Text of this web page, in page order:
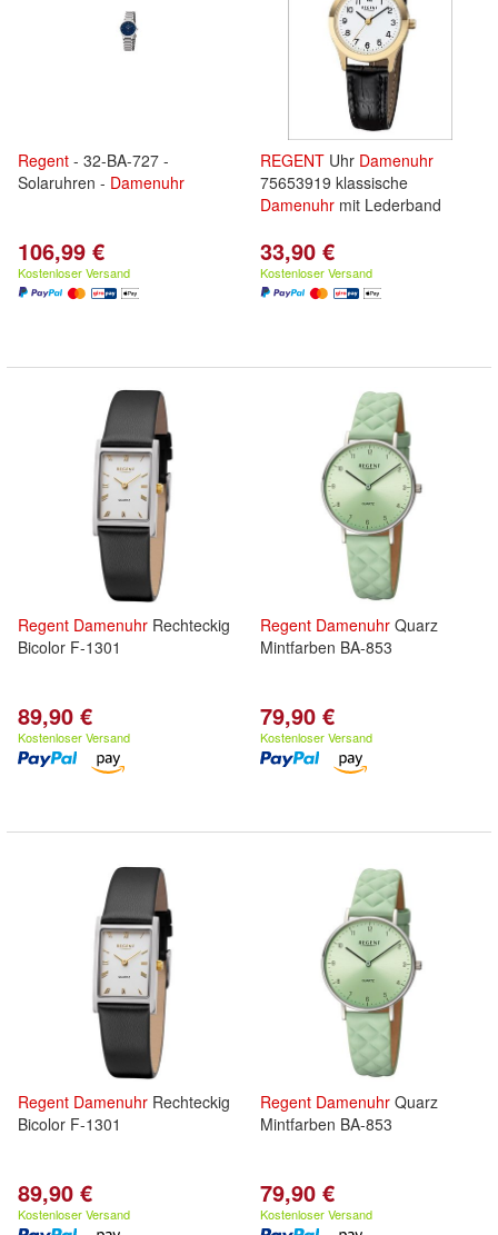
Regent - 32-BA-727 -
Solaruhren - Damenuhr
106,99 €
Kostenloser Versand
REGENT Uhr Damenuhr
75653919 klassische
Damenuhr mit Lederband
33,90 €
Kostenloser Versand
Regent Damenuhr Rechteckig
Bicolor F-1301
89,90 €
Kostenloser Versand
Regent Damenuhr Quarz
Mintfarben BA-853
79,90 €
Kostenloser Versand
Regent Damenuhr Rechteckig
Bicolor F-1301
89,90 €
Kostenloser Versand
Regent Damenuhr Quarz
Mintfarben BA-853
79,90 €
Kostenloser Versand